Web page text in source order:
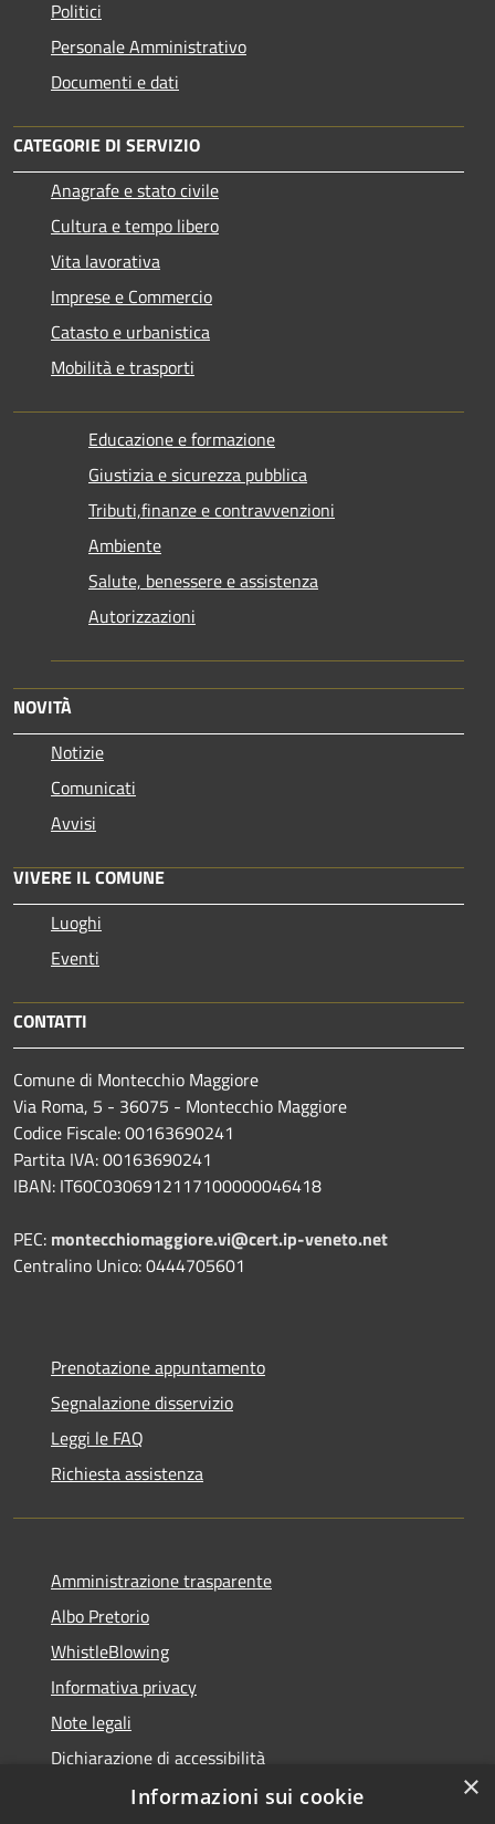
Politici
Personale Amministrativo
Documenti e dati
CATEGORIE DI SERVIZIO
Anagrafe e stato civile
Cultura e tempo libero
Vita lavorativa
Imprese e Commercio
Catasto e urbanistica
Mobilità e trasporti
Educazione e formazione
Giustizia e sicurezza pubblica
Tributi,finanze e contravvenzioni
Ambiente
Salute, benessere e assistenza
Autorizzazioni
NOVITÀ
Notizie
Comunicati
Avvisi
VIVERE IL COMUNE
Luoghi
Eventi
CONTATTI
Comune di Montecchio Maggiore
Via Roma, 5 - 36075 - Montecchio Maggiore
Codice Fiscale: 00163690241
Partita IVA: 00163690241
IBAN: IT60C0306912117100000046418
PEC: montecchiomaggiore.vi@cert.ip-veneto.net
Centralino Unico: 0444705601
Prenotazione appuntamento
Segnalazione disservizio
Leggi le FAQ
Richiesta assistenza
Amministrazione trasparente
Albo Pretorio
WhistleBlowing
Informativa privacy
Note legali
Dichiarazione di accessibilità
×
Informazioni sui cookie